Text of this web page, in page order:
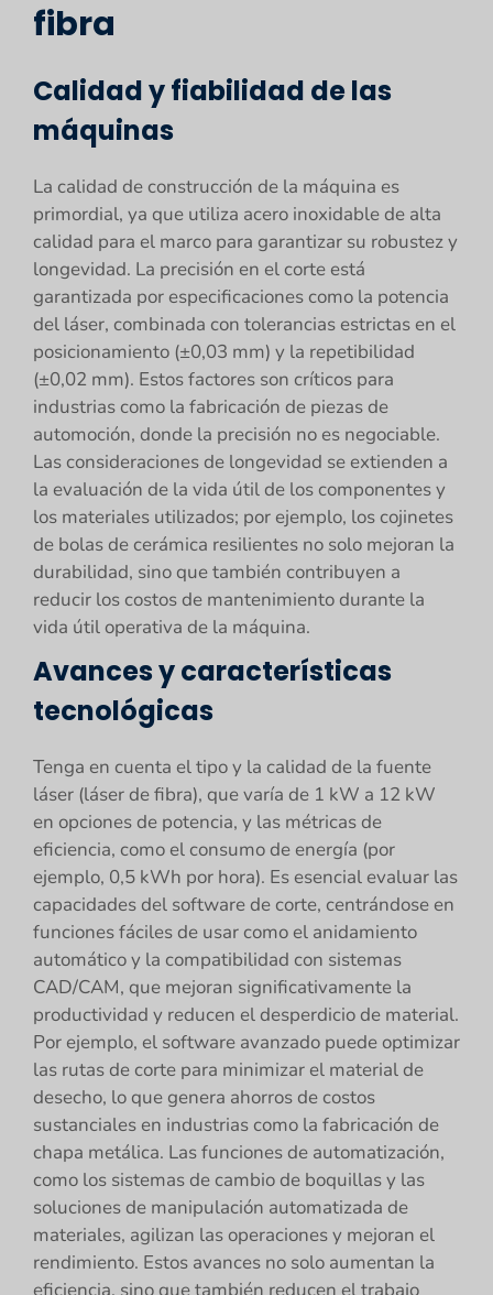
fibra
Calidad y fiabilidad de las
máquinas
La calidad de construcción de la máquina es
primordial, ya que utiliza acero inoxidable de alta
calidad para el marco para garantizar su robustez y
longevidad. La precisión en el corte está
garantizada por especificaciones como la potencia
del láser, combinada con tolerancias estrictas en el
posicionamiento (±0,03 mm) y la repetibilidad
(±0,02 mm). Estos factores son críticos para
industrias como la fabricación de piezas de
automoción, donde la precisión no es negociable.
Las consideraciones de longevidad se extienden a
la evaluación de la vida útil de los componentes y
los materiales utilizados; por ejemplo, los cojinetes
de bolas de cerámica resilientes no solo mejoran la
durabilidad, sino que también contribuyen a
reducir los costos de mantenimiento durante la
vida útil operativa de la máquina.
Avances y características
tecnológicas
Tenga en cuenta el tipo y la calidad de la fuente
láser (láser de fibra), que varía de 1 kW a 12 kW
en opciones de potencia, y las métricas de
eficiencia, como el consumo de energía (por
ejemplo, 0,5 kWh por hora). Es esencial evaluar las
capacidades del software de corte, centrándose en
funciones fáciles de usar como el anidamiento
automático y la compatibilidad con sistemas
CAD/CAM, que mejoran significativamente la
productividad y reducen el desperdicio de material.
Por ejemplo, el software avanzado puede optimizar
las rutas de corte para minimizar el material de
desecho, lo que genera ahorros de costos
sustanciales en industrias como la fabricación de
chapa metálica. Las funciones de automatización,
como los sistemas de cambio de boquillas y las
soluciones de manipulación automatizada de
materiales, agilizan las operaciones y mejoran el
rendimiento. Estos avances no solo aumentan la